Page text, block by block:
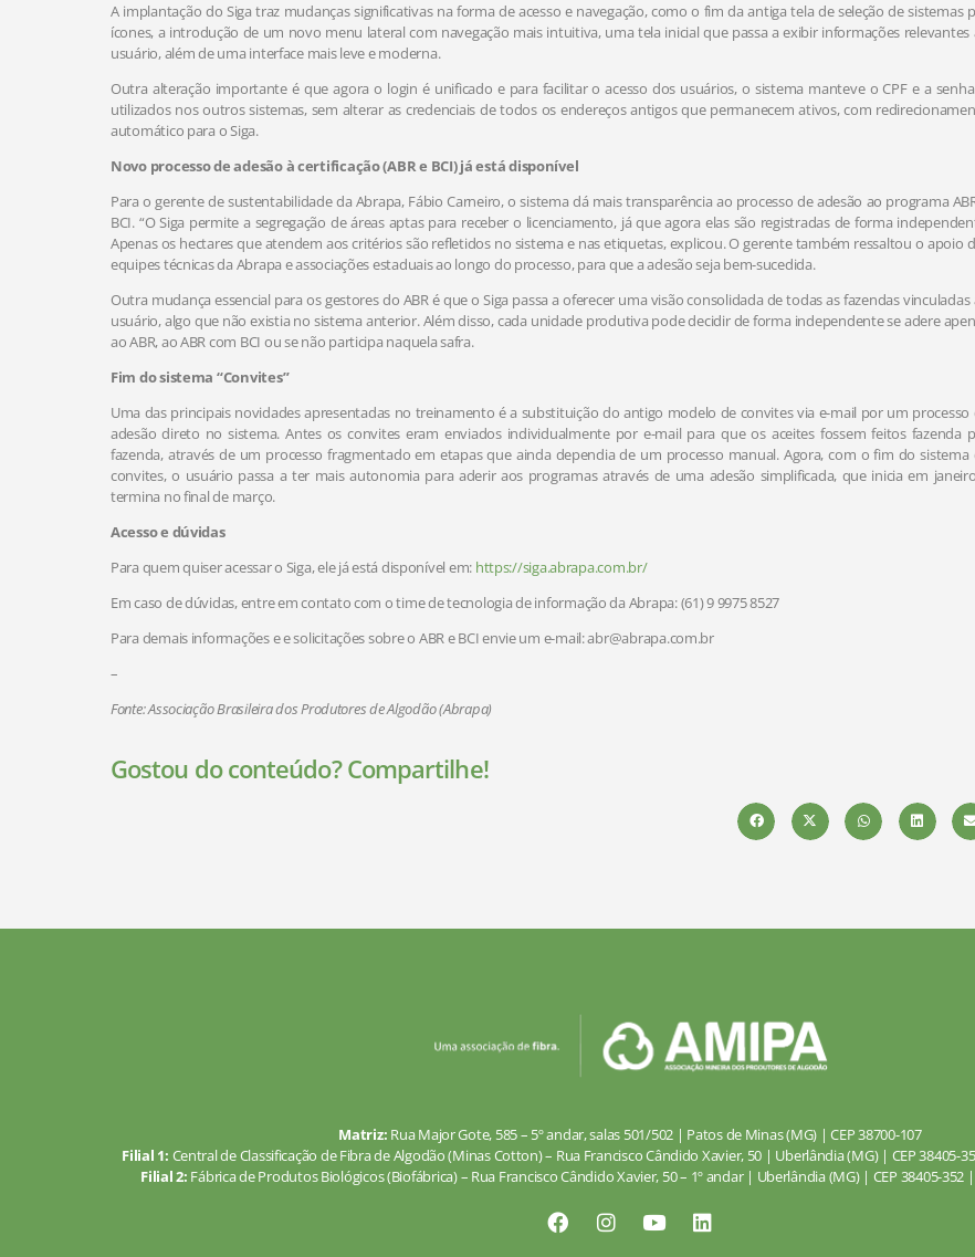
A implantação do Siga traz mudanças significativas na forma de acesso e navegação, como o fim da antiga tela de seleção de sistemas
ícones, a introdução de um novo menu lateral com navegação mais intuitiva, uma tela inicial que passa a exibir informações relevantes
usuário, além de uma interface mais leve e moderna.
Outra alteração importante é que agora o login é unificado e para facilitar o acesso dos usuários, o sistema manteve o CPF e a
utilizados nos outros sistemas, sem alterar as credenciais de todos os endereços antigos que permanecem ativos, com
automático para o Siga.
Novo processo de adesão à certificação (ABR e BCI) já está disponível
Para o gerente de sustentabilidade da Abrapa, Fábio Carneiro, o sistema dá mais transparência ao processo de adesão ao programa
BCI. “O Siga permite a segregação de áreas aptas para receber o licenciamento, já que agora elas são registradas de forma
Apenas os hectares que atendem aos critérios são refletidos no sistema e nas etiquetas, explicou. O gerente também ressaltou o apoio
equipes técnicas da Abrapa e associações estaduais ao longo do processo, para que a adesão seja bem-sucedida.
Outra mudança essencial para os gestores do ABR é que o Siga passa a oferecer uma visão consolidada de todas as fazendas vinculadas
usuário, algo que não existia no sistema anterior. Além disso, cada unidade produtiva pode decidir de forma independente se adere
ao ABR, ao ABR com BCI ou se não participa naquela safra.
Fim do sistema “Convites”
Uma das principais novidades apresentadas no treinamento é a substituição do antigo modelo de convites via e-mail por um processo
adesão direto no sistema. Antes os convites eram enviados individualmente por e-mail para que os aceites fossem feitos fazenda
fazenda, através de um processo fragmentado em etapas que ainda dependia de um processo manual. Agora, com o fim do sistema
convites, o usuário passa a ter mais autonomia para aderir aos programas através de uma adesão simplificada, que inicia em
termina no final de março.
Acesso e dúvidas
Para quem quiser acessar o Siga, ele já está disponível em: https://siga.abrapa.com.br/
Em caso de dúvidas, entre em contato com o time de tecnologia de informação da Abrapa: (61) 9 9975 8527
Para demais informações e e solicitações sobre o ABR e BCI envie um e-mail: abr@abrapa.com.br
–
Fonte: Associação Brasileira dos Produtores de Algodão (Abrapa)
Gostou do conteúdo? Compartilhe!
Matriz: Rua Major Gote, 585 – 5º andar, salas 501/502 | Patos de Minas (MG) | CEP 38700-107
Filial 1: Central de Classificação de Fibra de Algodão (Minas Cotton) – Rua Francisco Cândido Xavier, 50 | Uberlândia (MG) | CEP 38405-
Filial 2: Fábrica de Produtos Biológicos (Biofábrica) – Rua Francisco Cândido Xavier, 50 – 1º andar | Uberlândia (MG) | CEP 38405-352 |